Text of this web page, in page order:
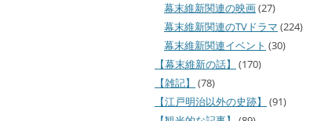
幕末維新関連の映画(27)
幕末維新関連のTVドラマ (224)
幕末維新関連イベント (30)
【幕末維新の話】
(170)
【雑記】
(78)
【江戸明治以外の史跡】
(91)